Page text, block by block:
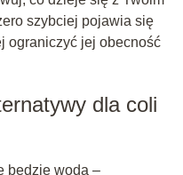
szybciej pojawia się
ograniczyć jej obecność
dla coli
będzie woda –